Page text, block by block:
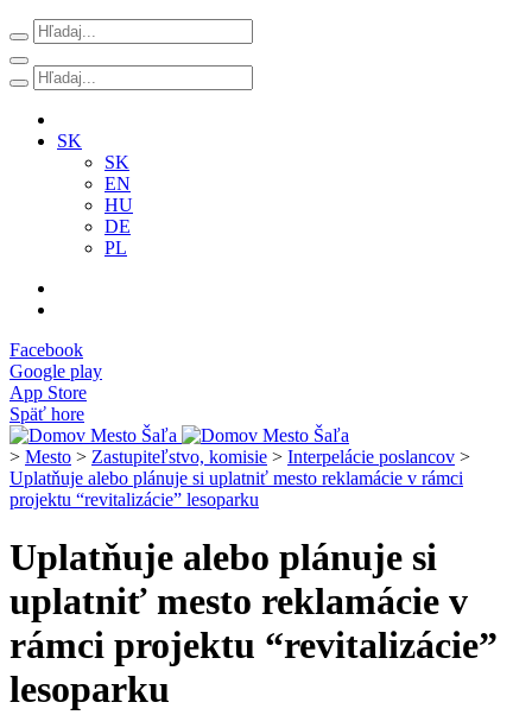
SK
SK
EN
HU
DE
PL
Facebook
Google play
App Store
Späť hore
> Mesto > Zastupiteľstvo, komisie > Interpelácie poslancov >
Uplatňuje alebo plánuje si uplatniť mesto reklamácie v rámci
projektu “revitalizácie” lesoparku
Uplatňuje alebo plánuje si
uplatniť mesto reklamácie v
rámci projektu “revitalizácie”
lesoparku